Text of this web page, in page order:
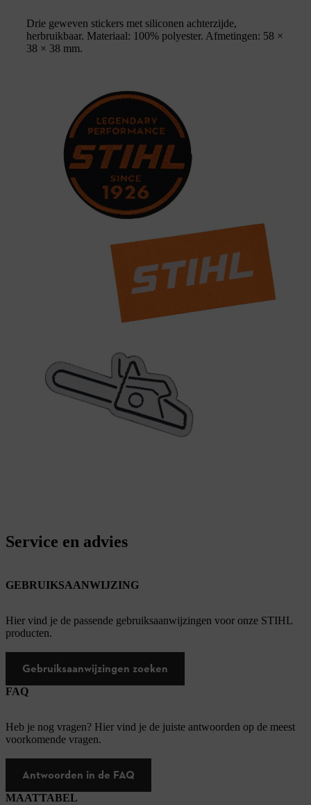
Drie geweven stickers met siliconen achterzijde,
herbruikbaar. Materiaal: 100% polyester. Afmetingen: 58 ×
38 × 38 mm.
Service en advies
GEBRUIKSAANWIJZING
Hier vind je de passende gebruiksaanwijzingen voor onze STIHL
producten.
Gebruiksaanwijzingen zoeken
FAQ
Heb je nog vragen? Hier vind je de juiste antwoorden op de meest
voorkomende vragen.
Antwoorden in de FAQ
MAATTABEL